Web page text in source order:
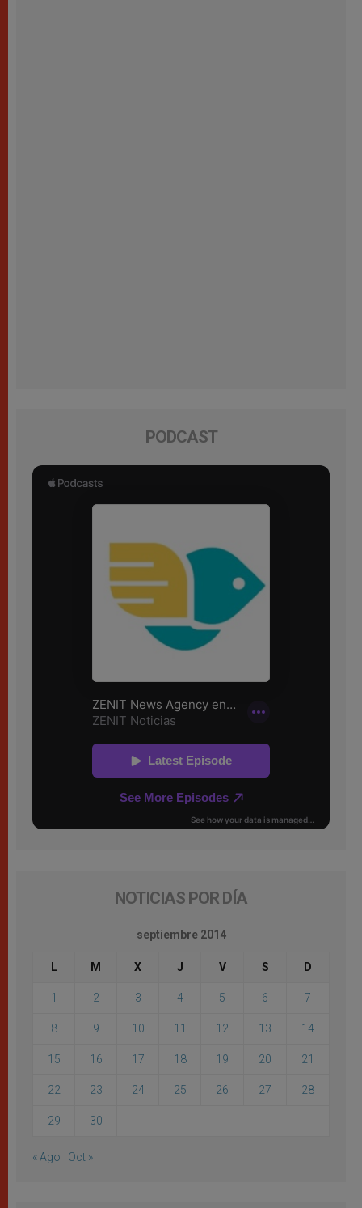
PODCAST
NOTICIAS POR DÍA
septiembre 2014
L M X J V S D
1 2 3 4 5 6 7
8 9 10 11 12 13 14
15 16 17 18 19 20 21
22 23 24 25 26 27 28
29 30
« Ago Oct »